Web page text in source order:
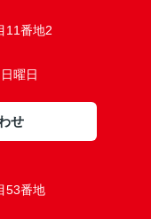
11番地2
曜日
せ
53番地